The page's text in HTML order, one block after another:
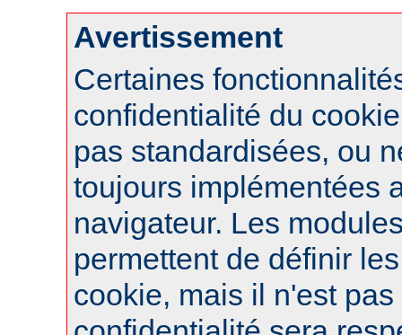
Avertissement
Certaines
confidentialité du
pas standardisées, ou
toujours implémentées
navigateur. Les
permettent de définir
cookie, mais il n'est